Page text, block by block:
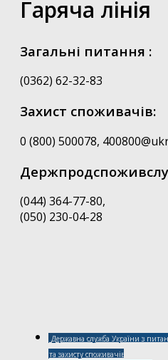
Гаряча лінія
Загальні питання :
(0362) 62-32-83
Захист споживачів:
0 (800) 500078,
(044) 364-77-80,
(050) 230-04-28
Державна служба України з
та захисту споживачів